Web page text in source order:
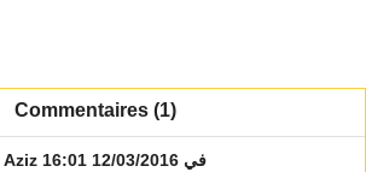
Commentaires (1)
Aziz في 12/03/2016 16:01